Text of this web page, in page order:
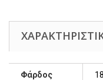
Φάρδος